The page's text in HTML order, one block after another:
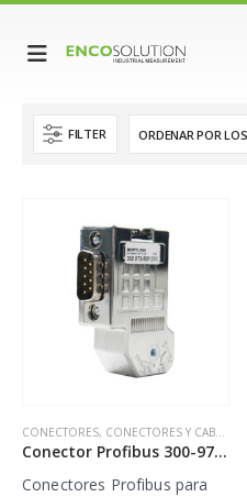
FILTER
CONECTORES, CONECTORES Y CABLES
Conector Profibus 300-972-BA4100
Conectores Profibus para